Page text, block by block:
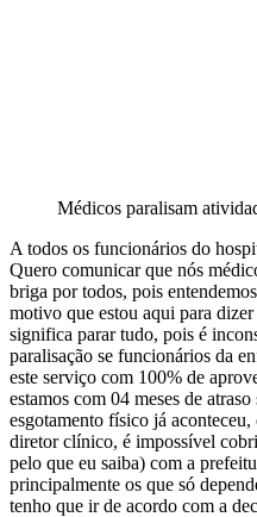
Médicos paralisam
A todos os funcionários do
Quero comunicar que nós
briga por todos, pois
motivo que estou aqui para
significa parar tudo, pois é
paralisação se funcionários da
este serviço com 100% de
estamos com 04 meses de
esgotamento físico já
diretor clínico, é impossível
pelo que eu saiba) com a
principalmente os que só
tenho que ir de acordo com a